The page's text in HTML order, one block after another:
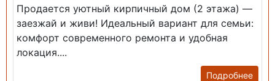
Продается уютный кирпичный дом (2 этажа) —
заезжай и живи! ​Идеальный вариант для семьи:
комфорт современного ремонта и удобная
локация....
Подробнее